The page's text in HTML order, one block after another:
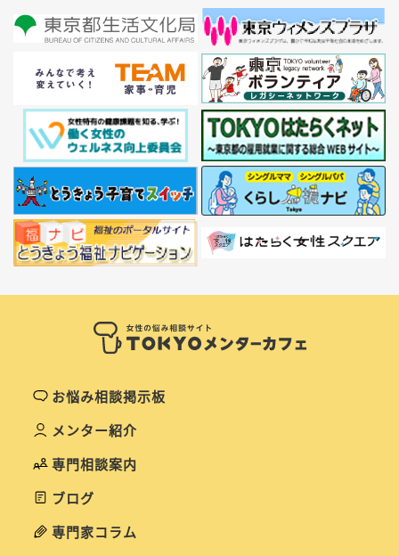
お悩み相談掲示板
メンター紹介
専門相談案内
ブログ
専門家コラム